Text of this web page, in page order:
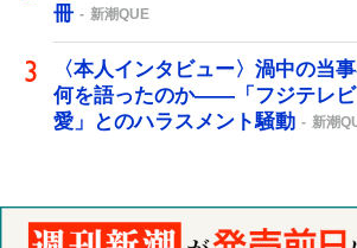
冊
新潮QUE
〈本人インタビュー〉渦中の当
何を語ったのか――「フジテレビ
愛」とのハラスメント騒動
新潮